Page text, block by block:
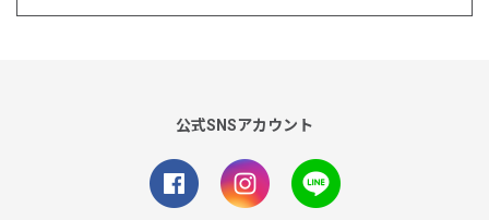
公式SNSアカウント